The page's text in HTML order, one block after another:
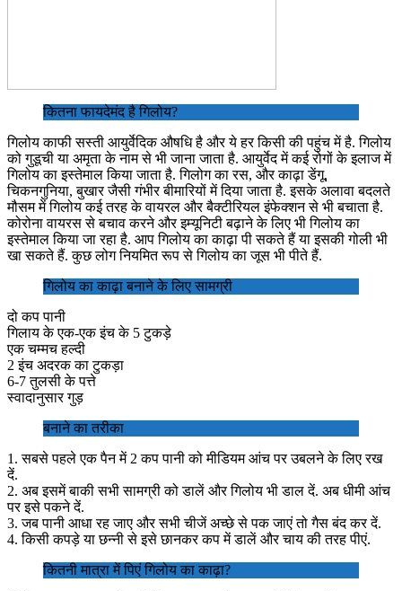
कितना फायदेमंद है गिलोय?
गिलोय काफी सस्ती आयुर्वेदिक औषधि है और ये हर किसी की पहुंच में है. गिलोय
को गुडूची या अमृता के नाम से भी जाना जाता है. आयुर्वेद में कई रोगों के इलाज में
गिलोय का इस्तेमाल किया जाता है. गिलोग का रस, और काढ़ा डेंगू,
चिकनगुनिया, बुखार जैसी गंभीर बीमारियों में दिया जाता है. इसके अलावा बदलते
मौसम में गिलोय कई तरह के वायरल और बैक्टीरियल इंफेक्शन से भी बचाता है.
कोरोना वायरस से बचाव करने और इम्यूनिटी बढ़ाने के लिए भी गिलोय का
इस्तेमाल किया जा रहा है. आप गिलोय का काढ़ा पी सकते हैं या इसकी गोली भी
खा सकते हैं. कुछ लोग नियमित रूप से गिलोय का जूस भी पीते हैं.
गिलोय का काढ़ा बनाने के लिए सामग्री
दो कप पानी
गिलाय के एक-एक इंच के 5 टुकड़े
एक चम्मच हल्दी
2 इंच अदरक का टुकड़ा
6-7 तुलसी के पत्ते
स्वादानुसार गुड़
बनाने का तरीका
1. सबसे पहले एक पैन में 2 कप पानी को मीडियम आंच पर उबलने के लिए रख
दें.
2. अब इसमें बाकी सभी सामग्री को डालें और गिलोय भी डाल दें. अब धीमी आंच
पर इसे पकने दें.
3. जब पानी आधा रह जाए और सभी चीजें अच्छे से पक जाएं तो गैस बंद कर दें.
4. किसी कपड़े या छन्नी से इसे छानकर कप में डालें और चाय की तरह पीएं.
कितनी मात्रा में पिएं गिलोय का काढ़ा?